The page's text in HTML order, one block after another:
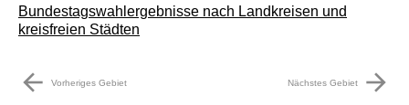
Bundestagswahlergebnisse nach Landkreisen und
kreisfreien Städten
arrow_back Vorheriges Gebiet Nächstes Gebiet arrow_forward